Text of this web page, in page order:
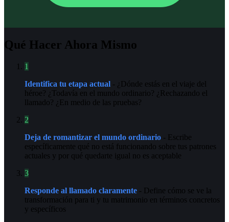
Qué Hacer Ahora Mismo
1
Identifica tu etapa actual - ¿Dónde estás en el viaje del
héroe? ¿Todavía en el mundo ordinario? ¿Rechazando el
llamado? ¿En medio de las pruebas?
2
Deja de romantizar el mundo ordinario - Escribe
específicamente qué no está funcionando sobre tus patrones
actuales y por qué quedarte igual no es aceptable
3
Responde al llamado claramente - Define cómo se ve la
transformación para ti y tu matrimonio en términos concretos
y específicos